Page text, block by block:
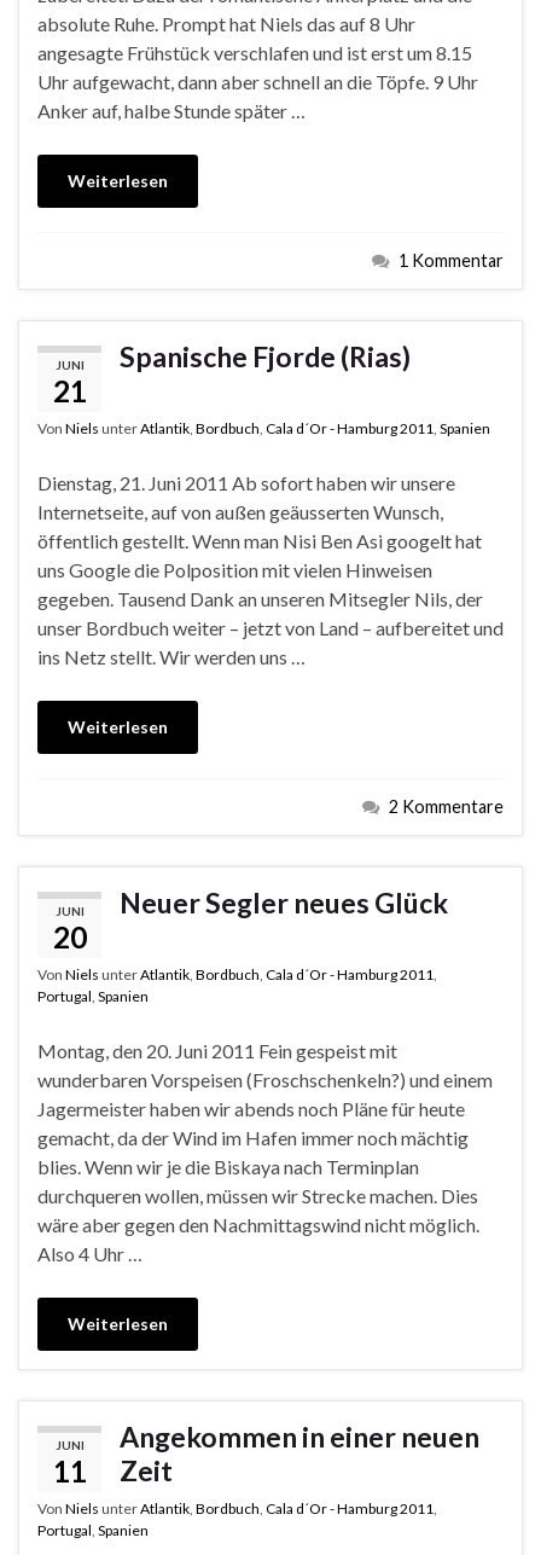
absolute Ruhe. Prompt hat Niels das auf 8 Uhr
angesagte Frühstück verschlafen und ist erst um 8.15
Uhr aufgewacht, dann aber schnell an die Töpfe. 9 Uhr
Anker auf, halbe Stunde später …
Weiterlesen
1 Kommentar
JUNI
21
Spanische Fjorde (Rias)
Von Niels unterAtlantik Bordbuch Cala d´Or - Hamburg 2011 Spanien
Dienstag, 21. Juni 2011 Ab sofort haben wir unsere
Internetseite, auf von außen geäusserten Wunsch,
öffentlich gestellt. Wenn man Nisi Ben Asi googelt hat
uns Google die Polposition mit vielen Hinweisen
gegeben. Tausend Dank an unseren Mitsegler Nils, der
unser Bordbuch weiter – jetzt von Land – aufbereitet und
ins Netz stellt. Wir werden uns …
Weiterlesen
2 Kommentare
JUNI
20
Neuer Segler neues Glück
Von Niels unterAtlantik Bordbuch Cala d´Or - Hamburg 2011
Portugal Spanien
Montag, den 20. Juni 2011 Fein gespeist mit
wunderbaren Vorspeisen (Froschschenkeln?) und einem
Jagermeister haben wir abends noch Pläne für heute
gemacht, da der Wind im Hafen immer noch mächtig
blies. Wenn wir je die Biskaya nach Terminplan
durchqueren wollen, müssen wir Strecke machen. Dies
wäre aber gegen den Nachmittagswind nicht möglich.
Also 4 Uhr …
Weiterlesen
JUNI
11
Angekommen in einer neuen
Zeit
Von Niels unterAtlantik Bordbuch Cala d´Or - Hamburg 2011
Portugal Spanien